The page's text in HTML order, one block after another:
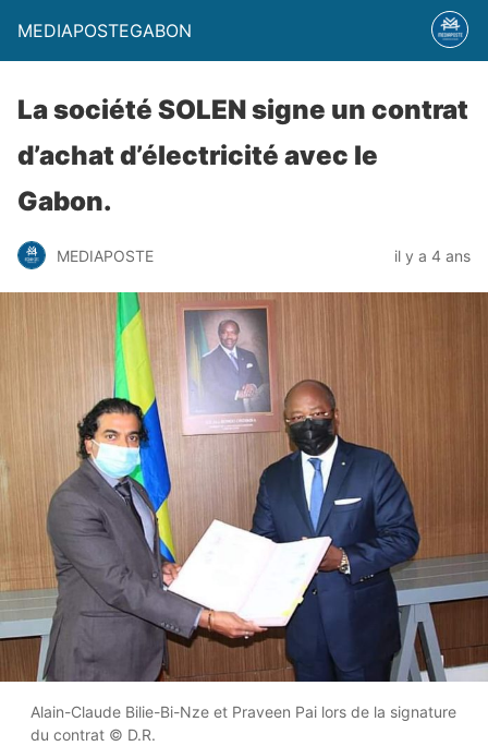
MEDIAPOSTEGABON
La société SOLEN signe un contrat
d’achat d’électricité avec le
Gabon.
MEDIAPOSTE il y a 4 ans
Alain-Claude Bilie-Bi-Nze et Praveen Pai lors de la signature
du contrat © D.R.